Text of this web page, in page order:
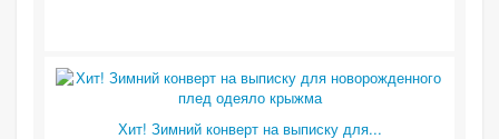
Хит! Зимний конверт на выписку для...